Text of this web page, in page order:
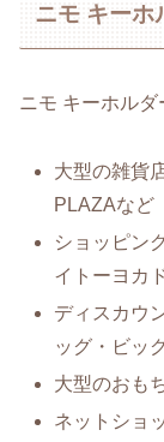
ニモ キーホ
ニモ キーホルダ
大型の雑貨
PLAZAなど
ショッピン
イトーヨカ
ディスカウ
ッグ・ビッ
大型のおも
ネットショ